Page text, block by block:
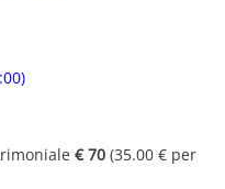
€ 70 (35.00 € per